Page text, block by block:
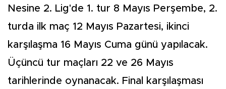
Nesine 2. Lig'de 1. tur 8 Mayıs Perşembe, 2.
turda ilk maç 12 Mayıs Pazartesi, ikinci
karşılaşma 16 Mayıs Cuma günü yapılacak.
Üçüncü tur maçları 22 ve 26 Mayıs
tarihlerinde oynanacak. Final karşılaşması